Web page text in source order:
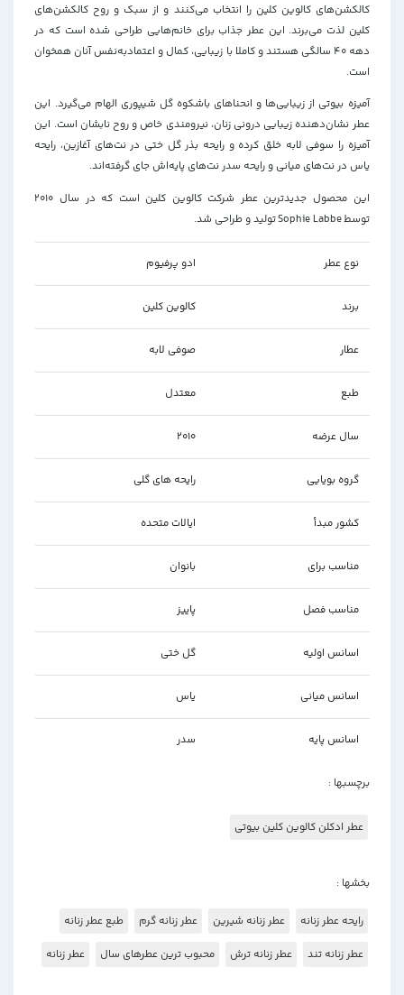
کالکشن‌های کالوین کلین را انتخاب می‌کنند و از سبک و روح کالکشن‌های
کلین لذت می‌برند. این عطر جذاب برای خانم‌هایی طراحی شده است که در
دهه 40 سالگی هستند و کاملا با زیبایی، کمال و اعتمادبه‌نفس آنان همخوان
است.
آمیزه بیوتی از زیبایی‌ها و انحناهای باشکوه گل شیپوری الهام می‌گیرد. این
عطر نشان‌دهنده زیبایی درونی زنان، نیرومندی خاص و روح نابشان است. این
آمیزه را سوفی لابه خلق کرده و رایحه بذر گل ختی در نت‌های آغازین، رایحه
یاس در نت‌های میانی و رایحه سدر نت‌های پایه‌اش جای گرفته‌اند.
این محصول جدیدترین عطر شرکت کالوین کلین است که در سال 2010
توسطSophie Labbeتولید و طراحی شد.
نوع عطر ادو پرفیوم
برند کالوین کلین
عطار صوفی لابه
طبع معتدل
سال عرضه 2010
گروه بویایی رایحه های گلی
کشور مبدأ ایالات متحده
مناسب برای بانوان
مناسب فصل پاییز
اسانس اولیه گل ختی
اسانس میانی یاس
اسانس پایه سدر
برچسبها :
عطر ادکلن کالوین کلین بیوتی
بخشها :
رایحه عطر زنانه عطر زنانه شیرین عطر زنانه گرم طبع عطر زنانه
عطر زنانه تند عطر زنانه ترش محبوب ترین عطرهای سال عطر زنانه